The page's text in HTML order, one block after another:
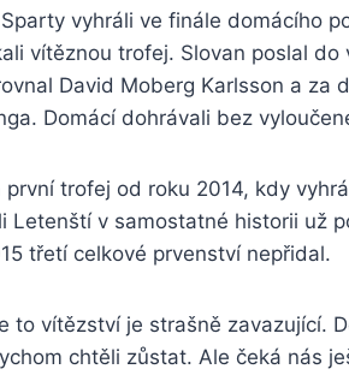
vyhráli ve finále domácího
vítěznou trofej. Slovan poslal
David Moberg Karlsson a za
Domácí dohrávali bez
první trofej od roku 2014, kdy
Letenští v samostatné historii už
třetí celkové prvenství nepřidal.
to vítězství je strašně zavazující.
chtěli zůstat. Ale čeká nás